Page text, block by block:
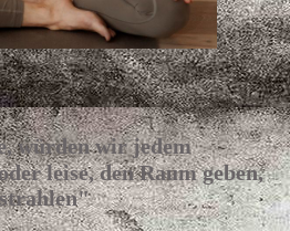
würden wir jedem
leise, den Raum geben,